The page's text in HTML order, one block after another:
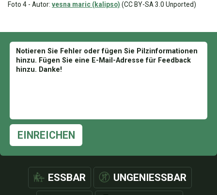
Foto 4 - Autor: vesna maric (kalipso) (CC BY-SA 3.0 Unported)
EINREICHEN
ESSBAR UNGENIESSBAR